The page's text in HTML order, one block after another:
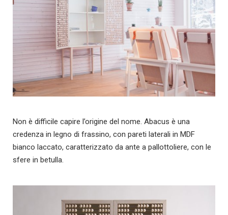
Non è difficile capire l’origine del nome. Abacus è una
credenza in legno di frassino, con pareti laterali in MDF
bianco laccato, caratterizzato da ante a pallottoliere, con le
sfere in betulla.